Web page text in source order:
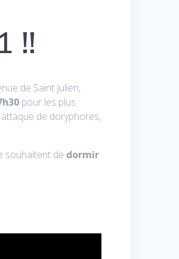
!!
de Saint Julien,
pour les plus
de doryphores,
souhaitent de dormir